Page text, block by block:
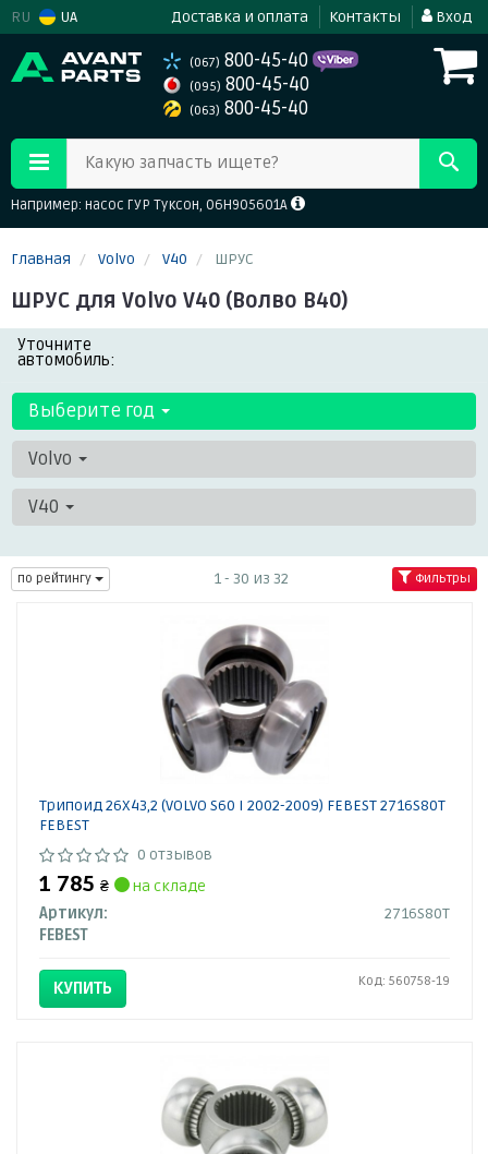
RU UA Доставка и оплата Контакты Вход
(067) 800-45-40
(095) 800-45-40
(063) 800-45-40
Какую запчасть ищете?
Например: насос ГУР Туксон, 06H905601A
Главная Volvo V40 ШРУС
ШРУС для Volvo V40 (Волво В40)
Уточните
автомобиль:
Выберите год
Volvo
V40
по рейтингу 1 - 30 из 32 Фильтры
Трипоид 26X43,2 (VOLVO S60 I 2002-2009) FEBEST 2716S80T
FEBEST
0 отзывов
1 785 ₴
на складе
Артикул:
2716S80T
FEBEST
КУПИТЬ Код: 560758-19